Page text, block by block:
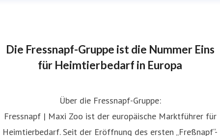
vorgesehen. presse@fressnapf.com
Die Fressnapf-Gruppe ist die Nummer Eins
für Heimtierbedarf in Europa
Über die Fressnapf-Gruppe:
Fressnapf | Maxi Zoo ist der europäische Marktführer für
Heimtierbedarf. Seit der Eröffnung des ersten „Freßnapf“-